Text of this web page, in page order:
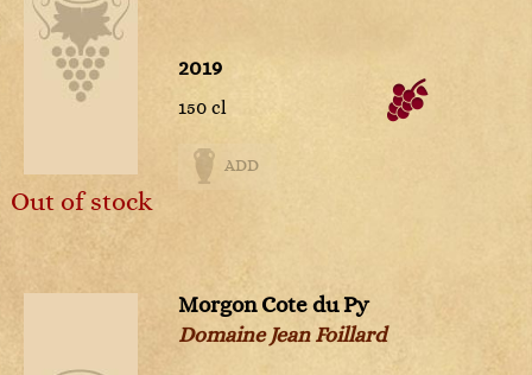
Out of stock
2019
150 cl
ADD
Morgon Cote du Py
Domaine Jean Foillard